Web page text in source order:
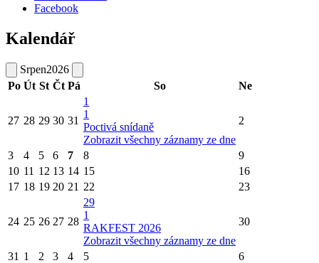
Facebook
Kalendář
Srpen2026
Po Út St Čt Pá So Ne
27 28 29 30 31
1
1
Poctivá snídaně
Zobrazit všechny záznamy ze dne
2
3 4 5 6 7 8
9
10 11 12 13 14 15
16
17 18 19 20 21 22 23
24 25 26 27 28
29
1
RAKFEST 2026
Zobrazit všechny záznamy ze dne
30
31 1 2 3 4 5 6